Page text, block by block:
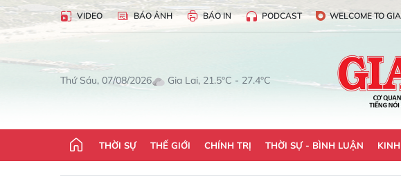
VIDEO BÁO ẢNH BÁO IN PODCAST WELCOME TO
Thứ Sáu, 07/08/2026 Gia Lai, 21.5°C - 27.4°C
THỜI SỰ THẾ GIỚI CHÍNH TRỊ THỜI SỰ - BÌNH LUẬN